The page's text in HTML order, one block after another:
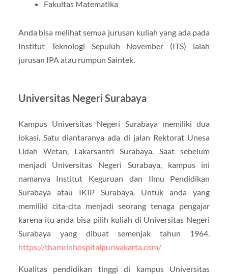
Fakultas Matematika
Anda bisa melihat semua jurusan kuliah yang ada pada
Institut Teknologi Sepuluh November (ITS) ialah
jurusan IPA atau rumpun Saintek.
Universitas Negeri Surabaya
Kampus Universitas Negeri Surabaya memiliki dua
lokasi. Satu diantaranya ada di jalan Rektorat Unesa
Lidah Wetan, Lakarsantri Surabaya. Saat sebelum
menjadi Universitas Negeri Surabaya, kampus ini
namanya Institut Keguruan dan Ilmu Pendidikan
Surabaya atau IKIP Surabaya. Untuk anda yang
memiliki cita-cita menjadi seorang tenaga pengajar
karena itu anda bisa pilih kuliah di Universitas Negeri
Surabaya yang dibuat semenjak tahun 1964.
https://thamrinhospitalpurwakarta.com/
Kualitas pendidikan tinggi di kampus Universitas